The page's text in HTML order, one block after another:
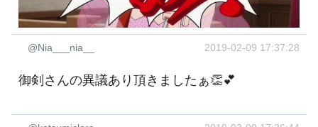
@Nia___nia__ 2019-02-09 17:37:28
御剣さんの異議あり頂きましたぁ👏💕